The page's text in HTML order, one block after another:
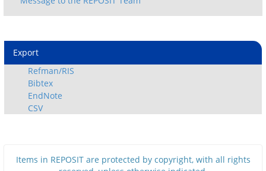
Export
Refman/RIS
Bibtex
EndNote
CSV
Items in REPOSIT are protected by copyright, with all rights